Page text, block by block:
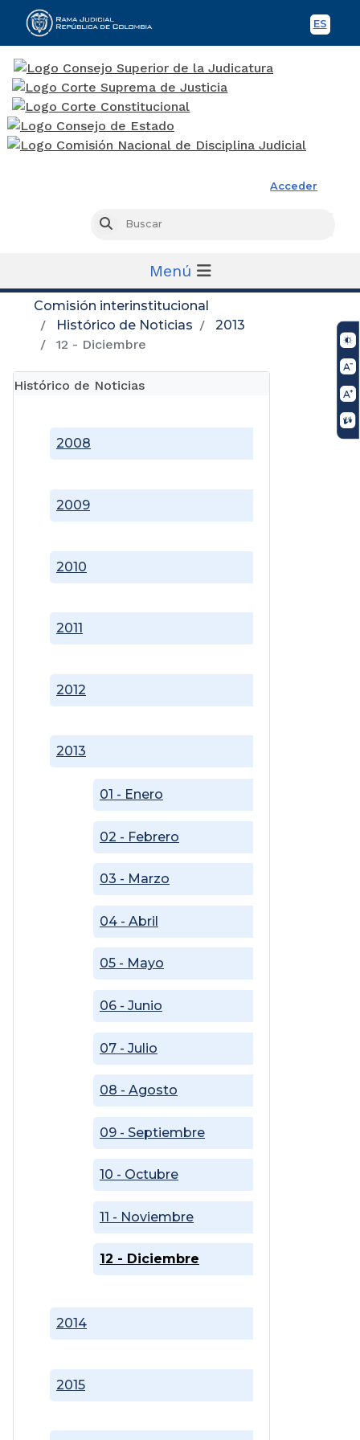
ES
Acceder
Buscar
Menú
Comisión interinstitucional
Histórico de Noticias
2013
12 - Diciembre
Histórico de Noticias
2008
2009
2010
2011
2012
2013
01 - Enero
02 - Febrero
03 - Marzo
04 - Abril
05 - Mayo
06 - Junio
07 - Julio
08 - Agosto
09 - Septiembre
10 - Octubre
11 - Noviembre
12 - Diciembre
2014
2015